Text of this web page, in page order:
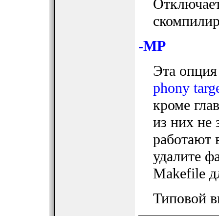
-MP
Эта опция
phony
кроме
из них не
работают
удалите
Makefile
Типовой